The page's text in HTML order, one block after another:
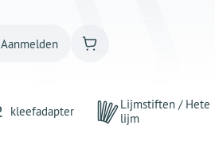
Aanmelden
kleefadapter
Lijmstiften / Hete
lijm